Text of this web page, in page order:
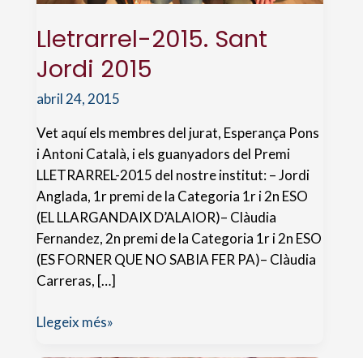
Lletrarrel-2015. Sant
Jordi 2015
abril 24, 2015
Vet aquí els membres del jurat, Esperança Pons
i Antoni Català, i els guanyadors del Premi
LLETRARREL-2015 del nostre institut: – Jordi
Anglada, 1r premi de la Categoria 1r i 2n ESO
(EL LLARGANDAIX D’ALAIOR)– Clàudia
Fernandez, 2n premi de la Categoria 1r i 2n ESO
(ES FORNER QUE NO SABIA FER PA)– Clàudia
Carreras, […]
Lletrarrel-
Llegeix més»